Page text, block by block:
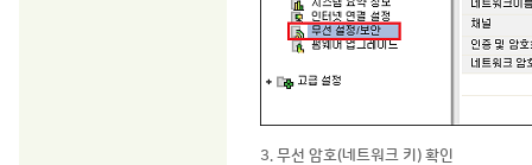
3. 무선 암호(네트워크 키) 확인